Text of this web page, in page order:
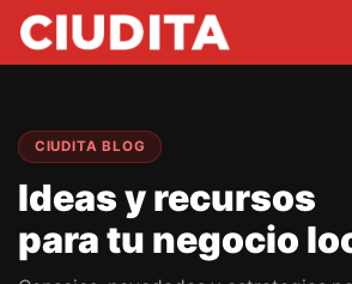
CIUDITA BLOG
Ideas y recursos
para tu negocio